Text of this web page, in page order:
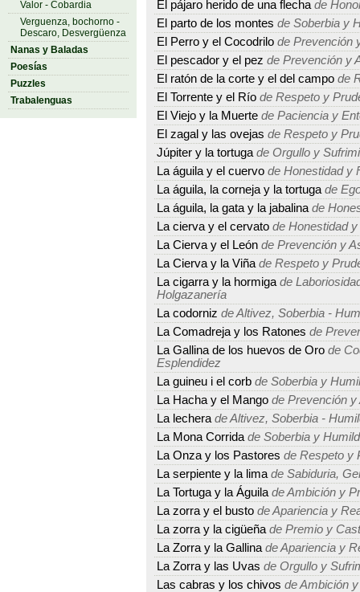
Valor - Cobardia
Verguenza, bochorno -
Descaro, Desvergüenza
Nanas y Baladas
Poesías
Puzzles
Trabalenguas
El pájaro herido de una flecha de
El parto de los montes de Soberbia y
El Perro y el Cocodrilo de Prevención
El pescador y el pez de Prevención y
El ratón de la corte y el del campo de
El Torrente y el Río de Respeto y
El Viejo y la Muerte de Paciencia y
El zagal y las ovejas de Respeto y
Júpiter y la tortuga de Orgullo y
La águila y el cuervo de Honestidad y
La águila, la corneja y la tortuga de
La águila, la gata y la jabalina de
La cierva y el cervato de Honestidad
La Cierva y el León de Prevención y
La Cierva y la Viña de Respeto y
La cigarra y la hormiga de
Holgazanería
La codorniz de Altivez, Soberbia -
La Comadreja y los Ratones de
La Gallina de los huevos de Oro de
Esplendidez
La guineu i el corb de Soberbia y
La Hacha y el Mango de Prevención y
La lechera de Altivez, Soberbia -
La Mona Corrida de Soberbia y
La Onza y los Pastores de Respeto y
La serpiente y la lima de Sabiduria,
La Tortuga y la Águila de Ambición y
La zorra y el busto de Apariencia y
La zorra y la cigüeña de Premio y
La Zorra y la Gallina de Apariencia y
La Zorra y las Uvas de Orgullo y
Las cabras y los chivos de Ambición